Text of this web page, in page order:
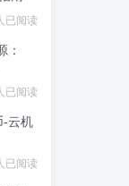
已阅读
：
已阅读
-云机
已阅读